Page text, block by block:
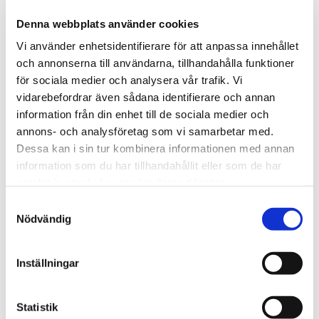
Denna webbplats använder cookies
Vi använder enhetsidentifierare för att anpassa innehållet
och annonserna till användarna, tillhandahålla funktioner
för sociala medier och analysera vår trafik. Vi
vidarebefordrar även sådana identifierare och annan
information från din enhet till de sociala medier och
annons- och analysföretag som vi samarbetar med.
Dessa kan i sin tur kombinera informationen med annan
information som du har tillhandahållit eller som de har
Nödvändig
Inställningar
Statistik
Märka utrustning med företagsnamn eller märk
med nåt annat
Vi på Donalds Bilbärgning jobbar mycket med
tungbärgning och vägassistans för åkerier, bussbolag
och större företag i Skåne. Våra tungbärgare rullar
längs E6, E22, E65 och väg 11 och 108, och vi märker
tydligt hur ofta just arbetsfordon drabbas av bilinbrott.
6. Dokumentera bilen innan något
Försäkringsbolag och försäkringsguidesajter påminner
om att fotografering och enkel dokumentation gör det
lättare att få rätt ersättning efter ett inbrott i bilen.